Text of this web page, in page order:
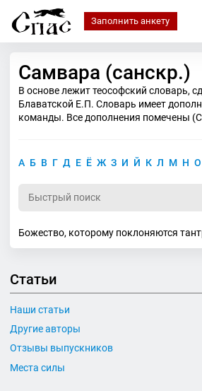
Заполнить анкету
Самвара (санскр.)
В основе лежит теософский словарь,
Блаватской Е.П. Словарь имеет
команды. Все дополнения помечены
А Б В Г Д Е Ё Ж З И Й К Л М Н О
Божество, которому поклоняются
Статьи
Наши статьи
Другие авторы
Отзывы выпускников
Места силы